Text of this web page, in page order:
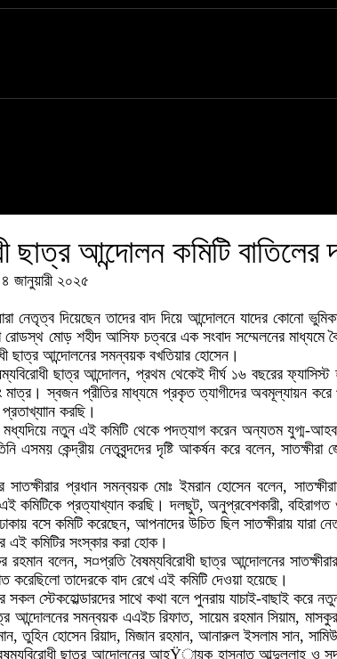
ছাত্র আন্দোলন কমিটি
জানুয়ারী ২০২৫
নেতৃত্ব দিয়েছেন তাদের বাদ দিয়ে আন্দোলনে যাদের কোনো
রোডস্থ মোড় শহীদ আসিফ চত্বরে এক সংবাদ সম্মেলনের
ছাত্র আন্দোলনের সমন্বয়ক বখতিয়ার হোসেন।
ছাত্র আন্দোলন, প্রথম থেকেই দীর্ঘ ১৬ বছরের ফ্যাসিস্ট
মাত্র। স্বজন প্রীতির মাধ্যমে প্রকৃত ত্যাগীদের অবমূল্যায়ন
করছি।
নতুন এই কমিটি থেকে পদত্যাগ করেন অন্যতম যুগ্ম-
কেন্দ্রীয় নেতৃবৃন্দদের দৃষ্টি আকর্ষন করে বলেন, সাতক্ষীরা
সাতক্ষীরার প্রধান সমন্বয়ক মোঃ ইমরান হোসেন বলেন,
প্রত্যাখ্যান করছি। দলছুট, অনুপ্রবেশকারী, বহিরাগত
বসে কমিটি করেছেন, আপনাদের উচিত ছিল সাতক্ষীরায়
এই কমিটির সংস্কার করা হোক।
বলেন, স¤প্রতি বৈষম্যবিরোধী ছাত্র আন্দোলনের
করেছিলো তাদেরকে বাদ রেখে এই কমিটি দেওয়া হয়েছে।
সকল স্টেকহোল্ডারদের সাথে কথা বলে পুনরায় যাচাই-বাছাই করে
আন্দোলনের সমন্বয়ক এএইচ রিফাত, সায়েম রহমান সিয়াম,
তুহিন হোসেন রিয়াদ, মিজান রহমান, আনারুল ইসলাম সান,
ছাত্র আন্দোলনের আহŸায়ক হাসনাত আব্দুল্লাহ ও